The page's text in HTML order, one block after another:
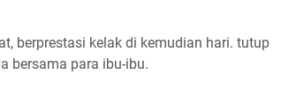
berprestasi kelak di kemudian hari. tutup
bersama para ibu-ibu.